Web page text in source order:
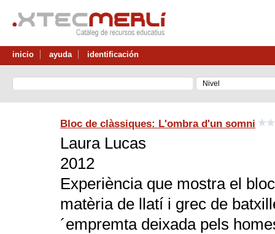
inicio ayuda identificación
Bloc de clàssiques: L'ombra d'un somni
Laura Lucas
2012
Experiència que mostra el
matèria de llatí i grec de
´empremta deixada pels